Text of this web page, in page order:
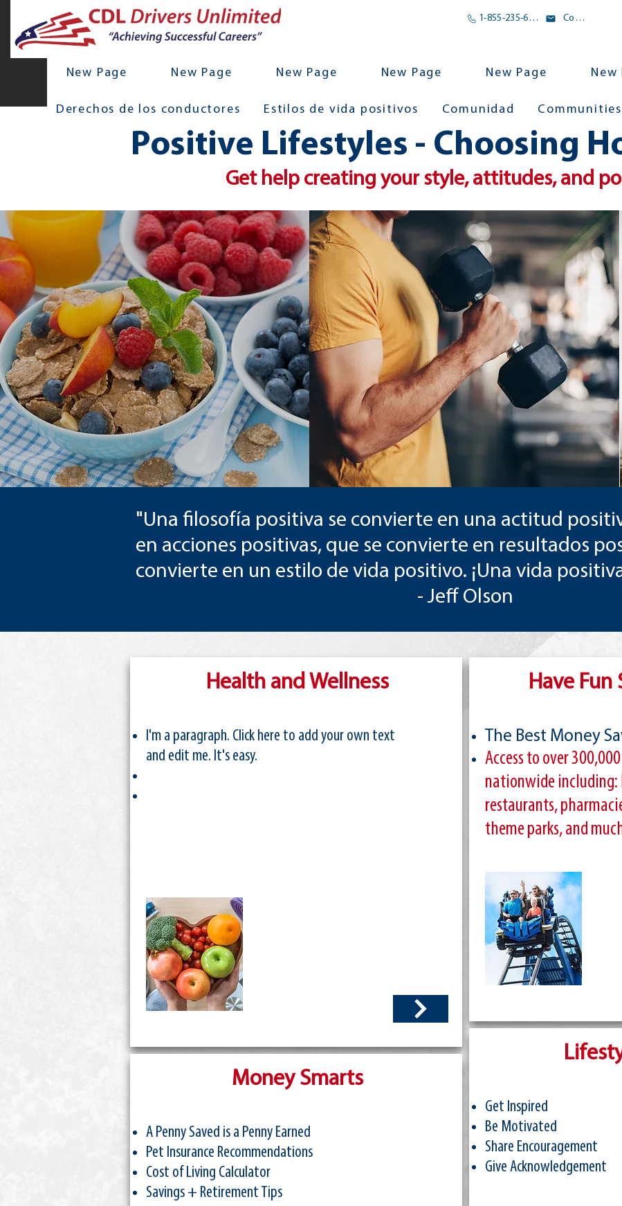
1-855-235-6500 Correo electrónico
New Page New Page New Page New Page New Page New
Derechos de los conductores Estilos de vida positivos Comunidad Communities
Positive Lifestyles - Choosing
Get help creating your style, attitudes, and
"Una filosofía positiva se convierte en una actitud
en acciones positivas, que se convierte en resultados
convierte en un estilo de vida positivo. ¡Una vida
- Jeff Olson
Health and Wellness
I'm a paragraph. Click here to add your own text
and edit me. It's easy.
Money Smarts
A Penny Saved is a Penny Earned
Pet Insurance Recommendations
Cost of Living Calculator
Savings + Retirement Tips
Have Fun
The Best Money
Access to over
nationwide including:
restaurants,
theme parks, and
Get Inspired
Be Motivated
Share Encouragement
Give Acknowledgement